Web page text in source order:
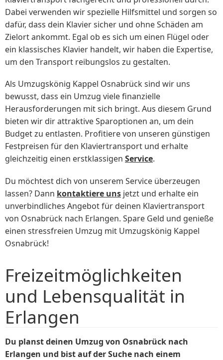
Dabei verwenden wir spezielle Hilfsmittel und sorgen so
dafür, dass dein Klavier sicher und ohne Schäden am
Zielort ankommt. Egal ob es sich um einen Flügel oder
ein klassisches Klavier handelt, wir haben die Expertise,
um den Transport reibungslos zu gestalten.
Als Umzugskönig Kappel Osnabrück sind wir uns
bewusst, dass ein Umzug viele finanzielle
Herausforderungen mit sich bringt. Aus diesem Grund
bieten wir dir attraktive Sparoptionen an, um dein
Budget zu entlasten. Profitiere von unseren günstigen
Festpreisen für den Klaviertransport und erhalte
gleichzeitig einen erstklassigen Service.
Du möchtest dich von unserem Service überzeugen
lassen? Dann kontaktiere uns jetzt und erhalte ein
unverbindliches Angebot für deinen Klaviertransport
von Osnabrück nach Erlangen. Spare Geld und genieße
einen stressfreien Umzug mit Umzugskönig Kappel
Osnabrück!
Freizeitmöglichkeiten
und Lebensqualität in
Erlangen
Du planst deinen Umzug von Osnabrück nach
Erlangen und bist auf der Suche nach einem